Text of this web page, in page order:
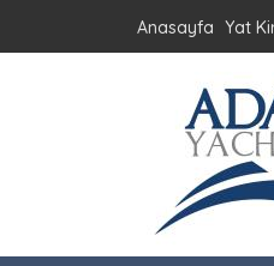
Anasayfa Yat